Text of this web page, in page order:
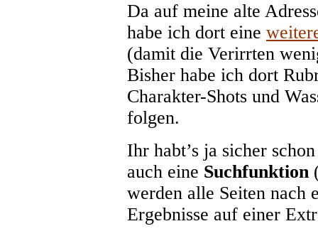
Da auf meine alte
habe ich dort eine
(damit die Verirrten
Bisher habe ich dort
Charakter-Shots und
folgen.
Ihr habt’s ja sicher
auch eine Suchfunktion
werden alle Seiten nach
Ergebnisse auf einer